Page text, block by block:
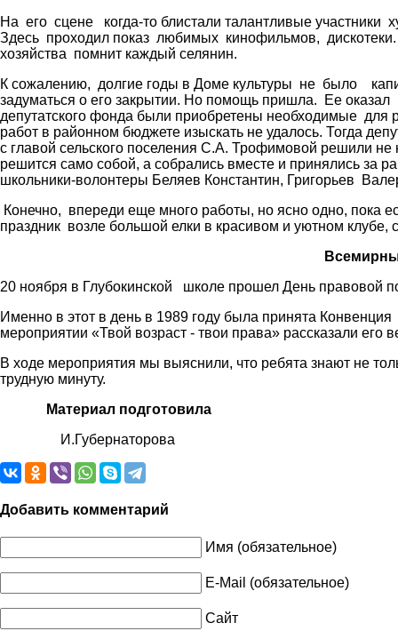
На его сцене когда-то блистали талантливые участники
Здесь проходил показ любимых кинофильмов,
хозяйства помнит каждый селянин.
К сожалению, долгие годы в Доме культуры не было
задуматься о его закрытии. Но помощь пришла. Ее
депутатского фонда были приобретены необходимые для
работ в районном бюджете изыскать не удалось. Тогда
с главой сельского поселения С.А. Трофимовой решили
решится само собой, а собрались вместе и принялись за
школьники-волонтеры Беляев Константин, Григорьев
Конечно, впереди еще много работы, но ясно одно, пока
праздник возле большой елки в красивом и уютном клубе,
20 ноября в Глубокинской школе прошел День правовой
Именно в этот в день в 1989 году была принята
мероприятии «Твой возраст - твои права» рассказали его
В ходе мероприятия мы выяснили, что ребята знают не
трудную минуту.
Материал подготовила
И.Губернаторова
Добавить комментарий
Имя (обязательное)
E-Mail (обязательное)
Сайт